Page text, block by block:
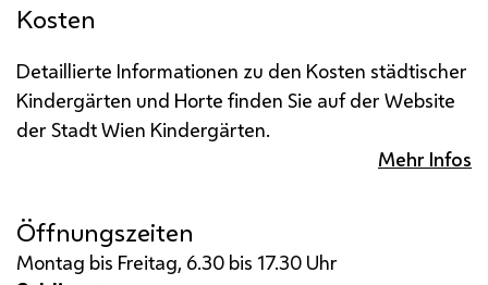
Kosten
Detaillierte Informationen zu den Kosten städtischer
Kindergärten und Horte finden Sie auf der Website
der Stadt Wien Kindergärten.
Mehr Infos
Öffnungszeiten
Montag bis Freitag, 6.30 bis 17.30 Uhr